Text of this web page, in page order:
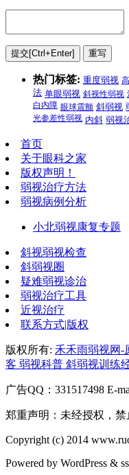
热门标签: 重度弱视
法 单眼弱视 斜视性弱视
白内障 眼球震颤 斜弱视
光参差性弱视 内斜 弱视
首页
关于眼科之家
版权声明！
弱视治疗方法
弱视病例分析
小北弱视康复专题
斜视弱视检查
斜弱视圈
疑难弱视诊治
弱视治疗工具
近视治疗
联系方式|版权
版权所有: 禾禾雨弱视网-
客 弱视科普 斜弱视训练
广告QQ：331517498 E-
郑重声明：未经授权，禁
Copyright (c) 2014
Powered by WordPress &